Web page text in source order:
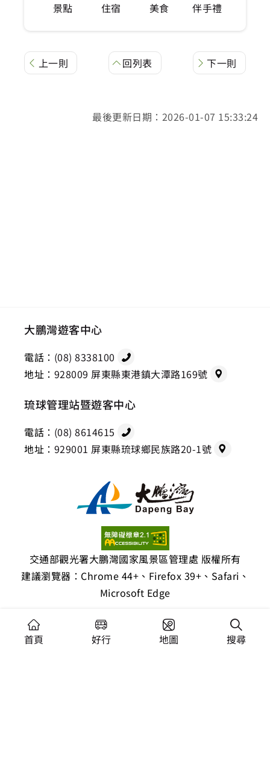
景點 住宿 美食 伴手禮
上一則 回列表 下一則
最後更新日期：2026-01-07 15:33:24
首頁 好行 地圖 搜尋
大鵬灣遊客中心
電話： (08) 8338100
地址： 928009 屏東縣東港鎮大潭路169號
琉球管理站暨遊客中心
電話： (08) 8614615
地址： 929001 屏東縣琉球鄉民族路20-1號
交通部觀光署大鵬灣國家風景區管理處 版權所有
建議瀏覽器：Chrome 44+、Firefox 39+、Safari、
Microsoft Edge
網站資訊安全政策
隱私權保護政策